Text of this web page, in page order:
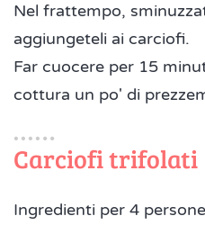
Nel frattempo,
aggiungeteli ai carciofi.
Far cuocere per 15
cottura un po' di
Carciofi trifolati
Ingredienti per 4